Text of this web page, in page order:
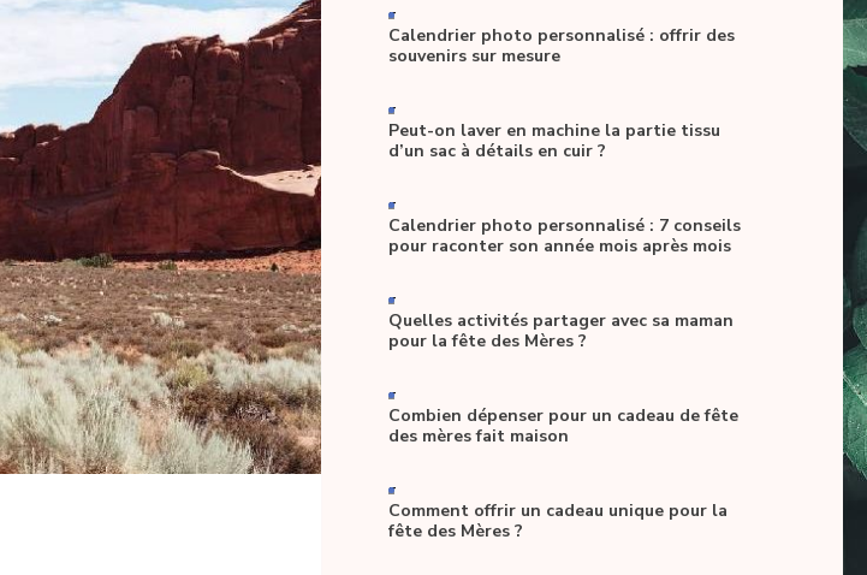
-
Calendrier photo personnalisé : offrir des
souvenirs sur mesure
-
Peut-on laver en machine la partie tissu
d’un sac à détails en cuir ?
-
Calendrier photo personnalisé : 7 conseils
pour raconter son année mois après mois
-
Quelles activités partager avec sa maman
pour la fête des Mères ?
-
Combien dépenser pour un cadeau de fête
des mères fait maison
-
Comment offrir un cadeau unique pour la
fête des Mères ?